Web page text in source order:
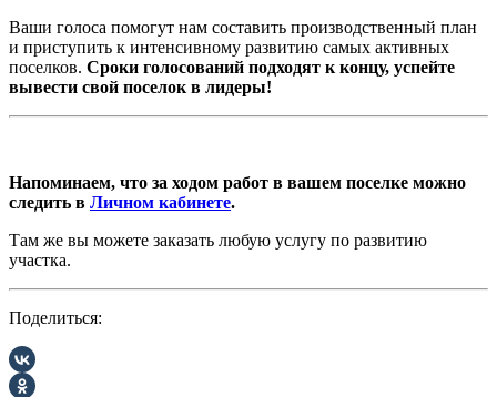
Ваши голоса помогут нам составить производственный план
и приступить к интенсивному развитию самых активных
поселков. Сроки голосований подходят к концу, успейте
вывести свой поселок в лидеры!
Напоминаем, что за ходом работ в вашем поселке можно
следить в Личном кабинете.
Там же вы можете заказать любую услугу по развитию
участка.
Поделиться: